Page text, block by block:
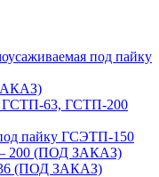
под пайку
ГСТП-63, ГСТП-200
под пайку ГСЭТП-150
– 200 (ПОД ЗАКАЗ)
(ПОД ЗАКАЗ)